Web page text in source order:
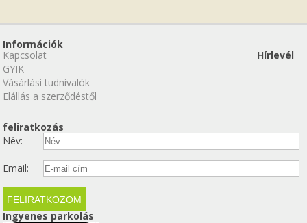
Információk
Kapcsolat
GYIK
Vásárlási tudnivalók
Elállás a szerződéstől
Hírlevél
feliratkozás
Név:
Email:
Ingyenes parkolás